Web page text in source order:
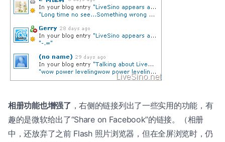
相册功能也增强了 ，右侧的链接列出了一些实用的功能，有
趣的是微软给出了“Share on Facebook”的链接。（相册
中，还放弃了之前 Flash 照片浏览器，但在全屏浏览时，仍